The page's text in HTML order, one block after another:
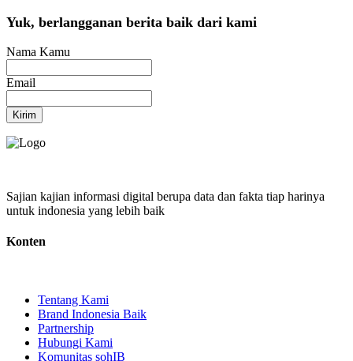
Yuk, berlangganan berita baik dari kami
Nama Kamu
Email
Kirim
Sajian kajian informasi digital berupa data dan fakta tiap harinya
untuk indonesia yang lebih baik
Konten
Tentang Kami
Brand Indonesia Baik
Partnership
Hubungi Kami
Komunitas sohIB